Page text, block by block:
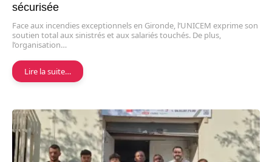
sécurisée
Face aux incendies exceptionnels en Gironde, l’UNICEM exprime son
soutien total aux sinistrés et aux salariés touchés. De plus,
l’organisation…
Lire la suite…